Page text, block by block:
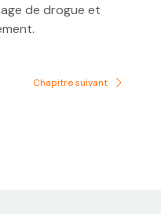
de drogue et
Chapitre suivant